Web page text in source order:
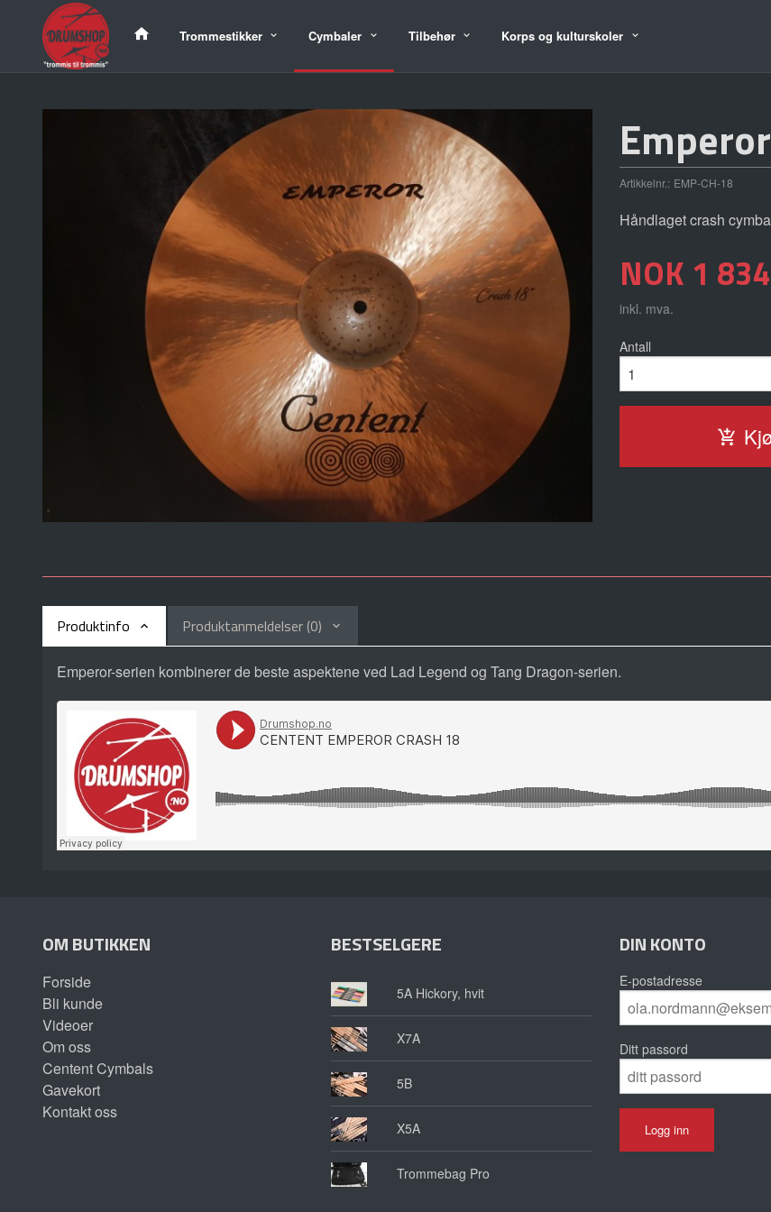
innholdet
Trommestikker Cymbaler Tilbehør Korps og kulturskoler
Artikkelnr.: EMP-CH-18
Håndlaget crash
Pris
NOK 1
inkl. mva.
Antall
Produktinfo Produktanmeldelser (0)
Emperor-serien kombinerer de beste aspektene ved Lad Legend og Tang Dragon-serien.
OM BUTIKKEN
Forside
Bli kunde
Videoer
Om oss
Centent Cymbals
Gavekort
Kontakt oss
BESTSELGERE
5A Hickory, hvit
X7A
5B
X5A
Trommebag Pro
DIN KONTO
E-postadresse
Ditt passord